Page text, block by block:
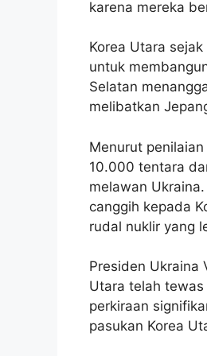
karena mereka
Korea Utara
untuk
Selatan
melibatkan
Menurut
10.000 tentara
melawan
canggih kepada
rudal nuklir yang
Presiden Ukraina
Utara telah
perkiraan
pasukan Korea